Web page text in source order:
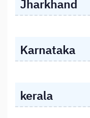
Jharkhand
Karnataka
kerala